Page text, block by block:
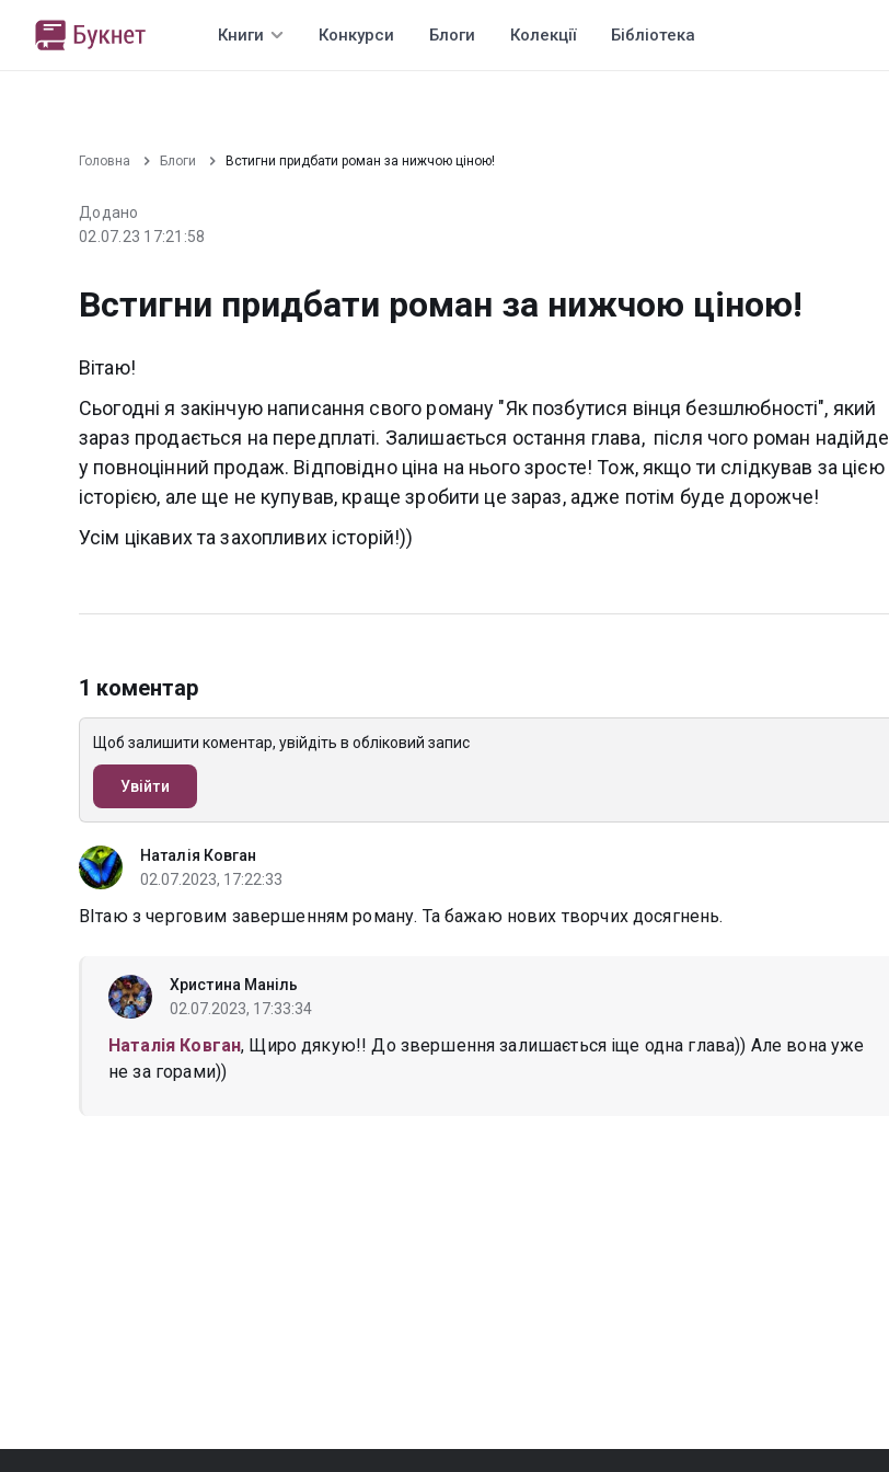
Книги Конкурси Блоги Колекції Бібліотека
Головна Блоги Встигни придбати роман за нижчою ціною!
Додано
02.07.23 17:21:58
Встигни придбати роман за нижчою ціною!
Вітаю!
Сьогодні я закінчую написання свого роману "Як позбутися вінця безшлюбності", який
зараз продається на передплаті. Залишається остання глава, після чого роман надійде
у повноцінний продаж. Відповідно ціна на нього зросте! Тож, якщо ти слідкував за цією
історією, але ще не купував, краще зробити це зараз, адже потім буде дорожче!
Усім цікавих та захопливих історій!))
1 коментар
Щоб залишити коментар, увійдіть в обліковий запис
Увійти
Наталія Ковган
02.07.2023, 17:22:33
ВІтаю з черговим завершенням роману. Та бажаю нових творчих досягнень.
Христина Маніль
02.07.2023, 17:33:34
Наталія Ковган, Щиро дякую!! До звершення залишається іще одна глава)) Але вона уже
не за горами))